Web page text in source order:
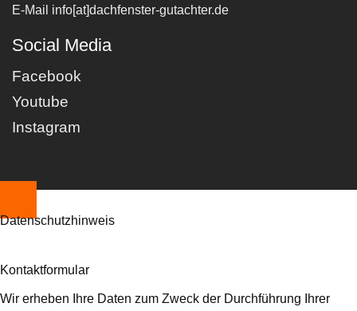
E-Mail info[at]dachfenster-gutachter.de
Social Media
Facebook
Youtube
Instagram
Datenschutzhinweis
Kontaktformular
Wir erheben Ihre Daten zum Zweck der Durchführung Ihrer